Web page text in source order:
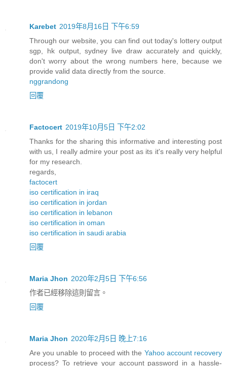
Karebet 2019年8月16日 下午6:59
Through our website, you can find out today's lottery output
sgp, hk output, sydney live draw accurately and quickly,
don't worry about the wrong numbers here, because we
provide valid data directly from the source.
nggrandong
回覆
Factocert 2019年10月5日 下午2:02
Thanks for the sharing this informative and interesting post
with us, I really admire your post as its it's really very helpful
for my research.
regards,
factocert
iso certification in iraq
iso certification in jordan
iso certification in lebanon
iso certification in oman
iso certification in saudi arabia
回覆
Maria Jhon 2020年2月5日 下午6:56
作者已經移除這則留言。
回覆
Maria Jhon 2020年2月5日 晚上7:16
Are you unable to proceed with the Yahoo account recovery
process? To retrieve your account password in a hassle-